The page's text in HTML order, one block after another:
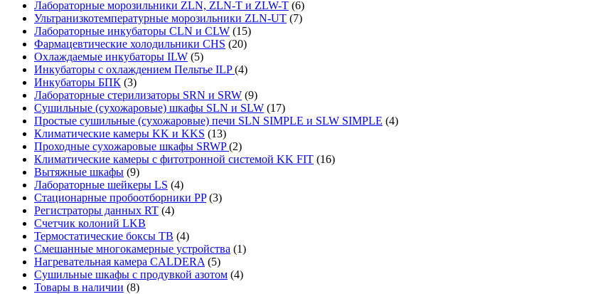
Лабораторные морозильники ZLN, ZLN-T и ZLW-T (6)
Ультранизкотемпературные морозильники ZLN-UT (7)
Лабораторные инкубаторы CLN и CLW (15)
Фармацевтические холодильники CHS (20)
Охлаждаемые инкубаторы ILW (5)
Инкубаторы с охлаждением Пельтье ILP(4)
Инкубаторы БПК (3)
Лабораторные стерилизаторы SRN и SRW (9)
Сушильные (сухожаровые) шкафы SLN и SLW (17)
Простые сушильные (сухожаровые) печи SLN SIMPLE и SLW SIMPLE (4)
Климатические камеры KK и KKS (13)
Проходные сухожаровые шкафы SRWP(2)
Климатические камеры с фитотронной системой KK FIT (16)
Вытяжные шкафы (9)
Лабораторные шейкеры LS (4)
Стационарные пробоотборники PP (3)
Регистраторы данных RT (4)
Счетчик колоний LKB
Термостатические боксы TB (4)
Смешанные многокамерные устройства (1)
Нагревательная камера CALDERA (5)
Сушильные шкафы с продувкой азотом (4)
Товары в наличии (8)